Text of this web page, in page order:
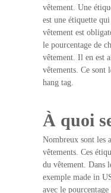
vêtement. Une
est une étiquette
vêtement est
le pourcentage de
vêtement. Il en est
vêtements. Ce sont
hang tag.
À quoi
Nombreux sont les
vêtements. Ces
du vêtement. Dans
exemple made in
avec le